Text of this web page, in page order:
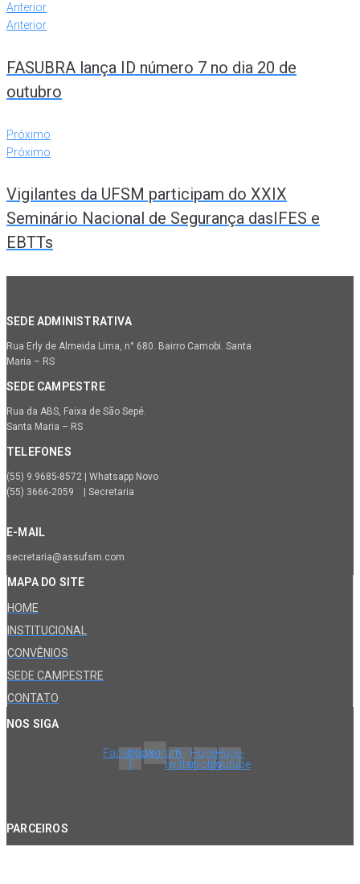
Anterior
Anterior
FASUBRA lança ID número 7 no dia 20 de
outubro
Próximo
Próximo
Vigilantes da UFSM participam do XXIX
Seminário Nacional de Segurança dasIFES e
EBTTs
SEDE ADMINISTRATIVA
Rua Erly de Almeida Lima, n° 680. Bairro Camobi. Santa
Maria – RS
SEDE CAMPESTRE
Rua da ABS, Faixa de São Sepé.
Santa Maria – RS
TELEFONES
(55) 9.9685-8572 | Whatsapp Novo
(55) 3666-2059 | Secretaria
E-MAIL
secretaria@assufsm.com
MAPA DO SITE
HOME
INSTITUCIONAL
CONVÊNIOS
SEDE CAMPESTRE
CONTATO
NOS SIGA
Facebook-
f
InstagramX-
twitter
Huge-
spotify
Huge-
youtube
PARCEIROS